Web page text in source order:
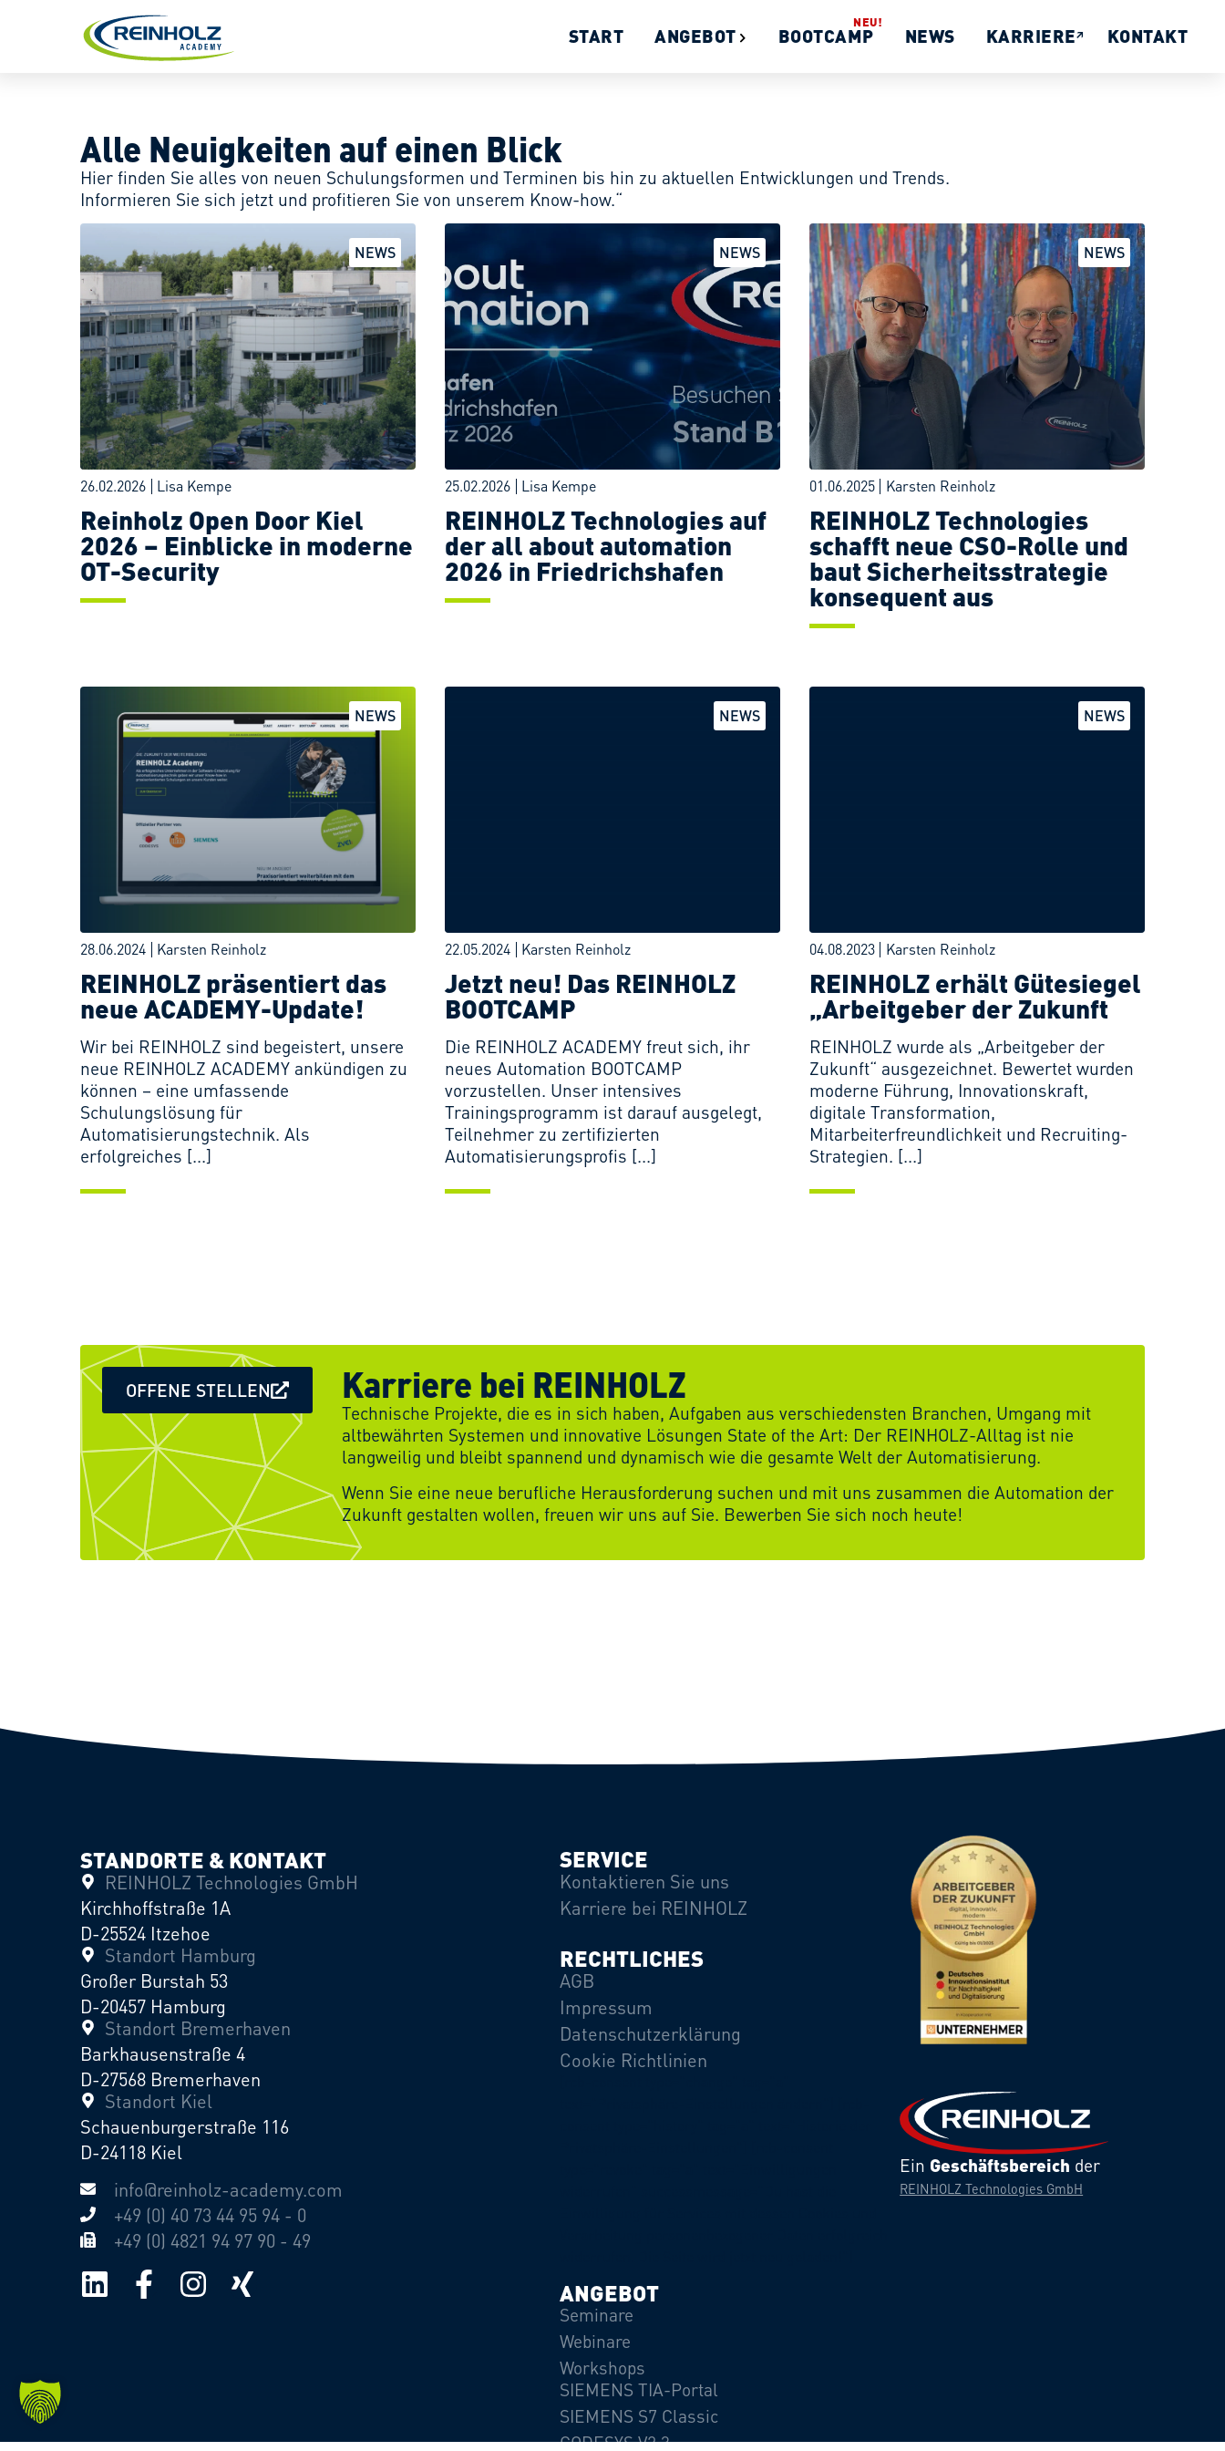
START ANGEBOT BOOTCAMP NEWS KARRIERE KONTAKT
Alle Neuigkeiten auf einen Blick
Hier finden Sie alles von neuen Schulungsformen und Terminen bis hin zu aktuellen Entwicklungen und Trends.
Informieren Sie sich jetzt und profitieren Sie von unserem Know-how.“
NEWS
ZUM POST
26.02.2026 Lisa Kempe
Reinholz Open Door Kiel
2026 – Einblicke in moderne
OT-Security
NEWS
25.02.2026 Lisa Kempe
REINHOLZ Technologies auf
der all about automation
2026 in Friedrichshafen
NEWS
ZUM POST
01.06.2025 Karsten Reinholz
REINHOLZ Technologies
schafft neue CSO-Rolle und
baut Sicherheitsstrategie
konsequent aus
NEWS
ZUM POST
28.06.2024 Karsten Reinholz
REINHOLZ präsentiert das
neue ACADEMY-Update!
Wir bei REINHOLZ sind begeistert, unsere
neue REINHOLZ ACADEMY ankündigen zu
können – eine umfassende
Schulungslösung für
Automatisierungstechnik. Als
erfolgreiches [...]
NEWS
22.05.2024 Karsten Reinholz
Jetzt neu! Das REINHOLZ
BOOTCAMP
Die REINHOLZ ACADEMY freut sich, ihr
neues Automation BOOTCAMP
vorzustellen. Unser intensives
Trainingsprogramm ist darauf ausgelegt,
Teilnehmer zu zertifizierten
Automatisierungsprofis [...]
NEWS
04.08.2023 Karsten Reinholz
REINHOLZ erhält Gütesiegel
„Arbeitgeber der Zukunft
REINHOLZ wurde als „Arbeitgeber der
Zukunft“ ausgezeichnet. Bewertet wurden
moderne Führung, Innovationskraft,
digitale Transformation,
Mitarbeiterfreundlichkeit und Recruiting-
Strategien. [...]
OFFENE STELLEN Karriere bei REINHOLZ
Technische Projekte, die es in sich haben, Aufgaben aus verschiedensten Branchen, Umgang mit
altbewährten Systemen und innovative Lösungen State of the Art: Der REINHOLZ-Alltag ist nie
langweilig und bleibt spannend und dynamisch wie die gesamte Welt der Automatisierung.
Wenn Sie eine neue berufliche Herausforderung suchen und mit uns zusammen die Automation der
Zukunft gestalten wollen, freuen wir uns auf Sie. Bewerben Sie sich noch heute!
STANDORTE & KONTAKT
REINHOLZ Technologies GmbH
Kirchhoffstraße 1A
D-25524 Itzehoe
Standort Hamburg
Großer Burstah 53
D-20457 Hamburg
Standort Bremerhaven
Barkhausenstraße 4
D-27568 Bremerhaven
Standort Kiel
Schauenburgerstraße 116
D-24118 Kiel
info@reinholz-academy.com
+49 (0) 40 73 44 95 94 - 0
+49 (0) 4821 94 97 90 - 49
SERVICE
Kontaktieren Sie uns
Karriere bei REINHOLZ
RECHTLICHES
AGB
Impressum
Datenschutzerklärung
Cookie Richtlinien
ANGEBOT
Seminare
Webinare
Workshops
SIEMENS TIA-Portal
SIEMENS S7 Classic
CODESYS V2.3
Ein Geschäftsbereich der
REINHOLZ Technologies GmbH
SCHULUNGSFORM
WEBINARE
WORKSHOPS
ONLINE-SEMINARE
PLATFORMEN
CODESYS V3
SIEMENS S7-CLASSIC
SIEMENS TIA-PORTAL
ANGEBOTSÜBERSICHT